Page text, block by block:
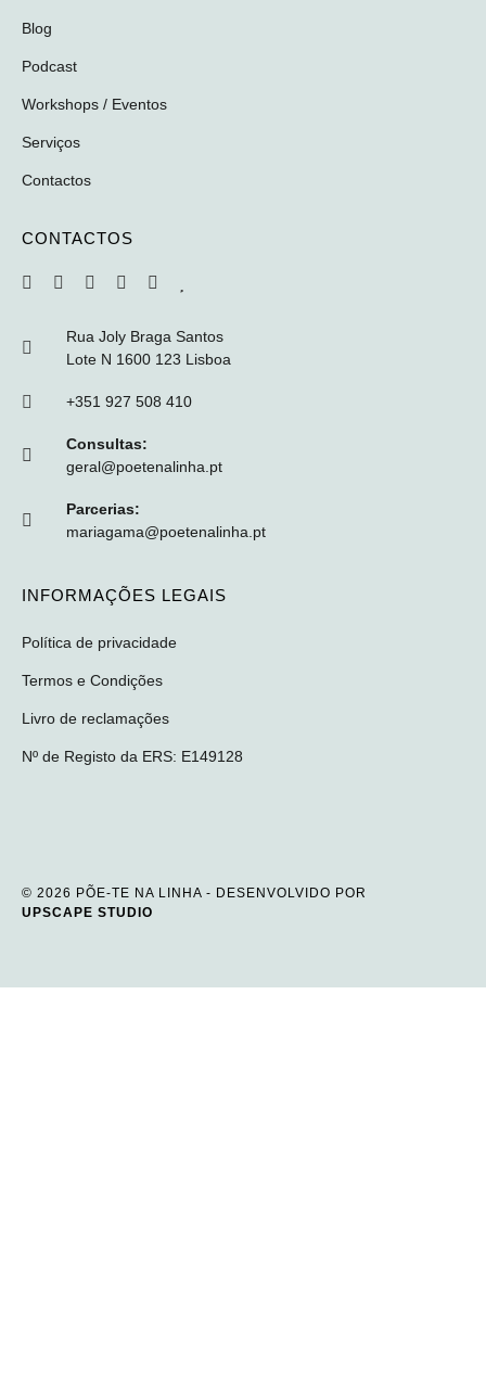
Blog
Podcast
Workshops / Eventos
Serviços
Contactos
CONTACTOS
Rua Joly Braga Santos
Lote N 1600 123 Lisboa
+351 927 508 410
Consultas:
geral@poetenalinha.pt
Parcerias:
mariagama@poetenalinha.pt
INFORMAÇÕES LEGAIS
Política de privacidade
Termos e Condições
Livro de reclamações
Nº de Registo da ERS: E149128
© 2026 PÕE-TE NA LINHA - DESENVOLVIDO POR
UPSCAPE STUDIO